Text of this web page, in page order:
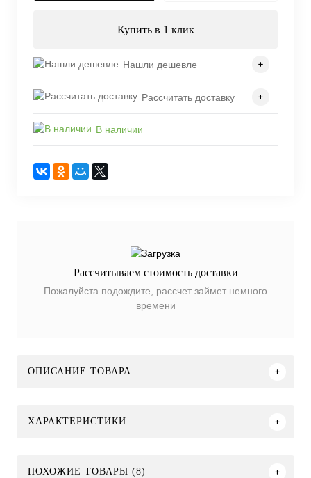
Купить в 1 клик
Нашли дешевле
Рассчитать доставку
В наличии
Рассчитываем стоимость доставки
Пожалуйста подождите, рассчет займет немного
времени
ОПИСАНИЕ ТОВАРА
ХАРАКТЕРИСТИКИ
ПОХОЖИЕ ТОВАРЫ (8)